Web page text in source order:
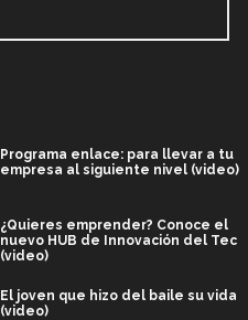
Programa enlace: para llevar a tu
empresa al siguiente nivel (video)
¿Quieres emprender? Conoce el
nuevo HUB de Innovación del Tec
(video)
El joven que hizo del baile su vida
(video)